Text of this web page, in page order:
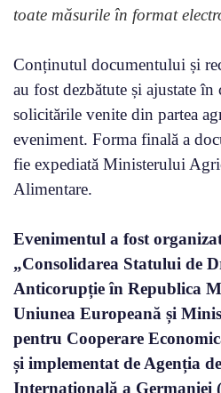
toate măsurile în format
Conținutul documentului și
au fost dezbătute și ajustate
solicitările venite din partea
eveniment. Forma finală a
fie expediată Ministerului
Alimentare.
Evenimentul a fost
„Consolidarea Statului de
Anticorupție în Republica
Uniunea Europeană și
pentru Cooperare
și implementat de Agenția
Internațională a Germaniei